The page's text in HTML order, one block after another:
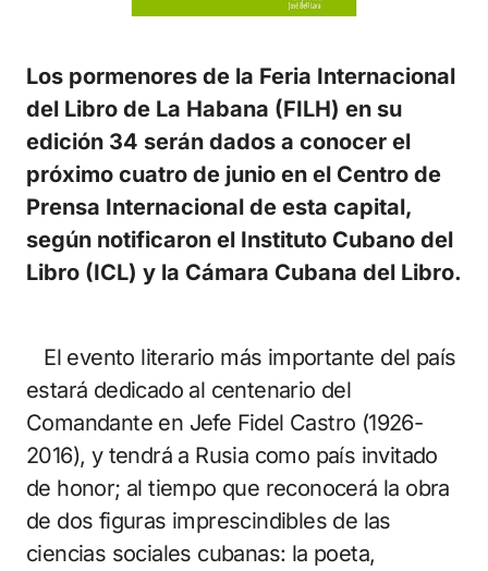
Los pormenores de la Feria Internacional
del Libro de La Habana (FILH) en su
edición 34 serán dados a conocer el
próximo cuatro de junio en el Centro de
Prensa Internacional de esta capital,
según notificaron el Instituto Cubano del
Libro (ICL) y la Cámara Cubana del Libro.
El evento literario más importante del país
estará dedicado al centenario del
Comandante en Jefe Fidel Castro (1926-
2016), y tendrá a Rusia como país invitado
de honor; al tiempo que reconocerá la obra
de dos figuras imprescindibles de las
ciencias sociales cubanas: la poeta,